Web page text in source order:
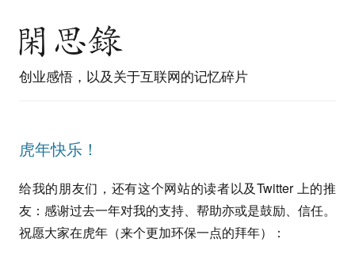
创业感悟，以及关于互联网的记忆碎片
虎年快乐！
给我的朋友们，还有这个网站的读者以及Twitter 上的推
友：感谢过去一年对我的支持、帮助亦或是鼓励、信任。
祝愿大家在虎年（来个更加环保一点的拜年）：